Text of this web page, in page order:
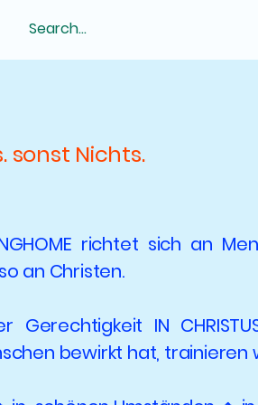
sonst Nichts.
richtet sich an
an Christen.
Gerechtigkeit IN
bewirkt hat, trainieren